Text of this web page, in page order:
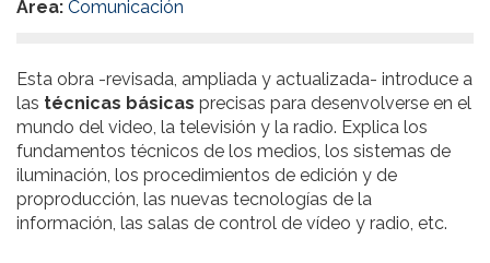
Area: Comunicación
Esta obra -revisada, ampliada y actualizada- introduce a
las técnicas básicas precisas para desenvolverse en el
mundo del video, la televisión y la radio. Explica los
fundamentos técnicos de los medios, los sistemas de
iluminación, los procedimientos de edición y de
proproducción, las nuevas tecnologías de la
información, las salas de control de vídeo y radio, etc.